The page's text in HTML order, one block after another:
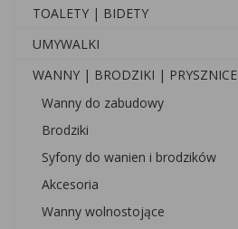
TOALETY | BIDETY
UMYWALKI
WANNY | BRODZIKI | PRYSZNICE
Wanny do zabudowy
Brodziki
Syfony do wanien i brodzików
Akcesoria
Wanny wolnostojące